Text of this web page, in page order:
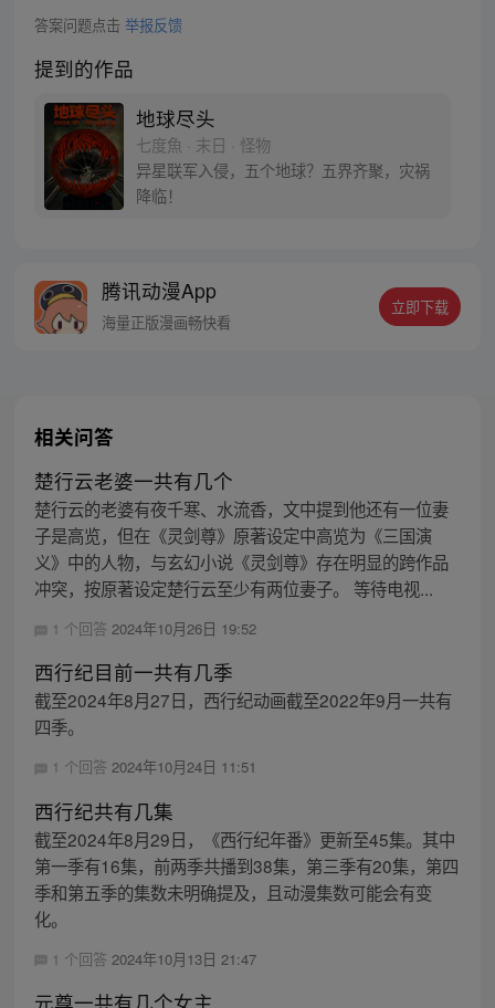
答案问题点击 举报反馈
提到的作品
地球尽头
七度魚 · 末日 · 怪物
异星联军入侵，五个地球？五界齐聚，灾祸
降临！
腾讯动漫App
海量正版漫画畅快看
立即下载
相关问答
楚行云老婆一共有几个
楚行云的老婆有夜千寒、水流香，文中提到他还有一位妻
子是高览，但在《灵剑尊》原著设定中高览为《三国演
义》中的人物，与玄幻小说《灵剑尊》存在明显的跨作品
冲突，按原著设定楚行云至少有两位妻子。 等待电视...
1 个回答 2024年10月26日 19:52
西行纪目前一共有几季
截至2024年8月27日，西行纪动画截至2022年9月一共有
四季。
1 个回答 2024年10月24日 11:51
西行纪共有几集
截至2024年8月29日，《西行纪年番》更新至45集。其中
第一季有16集，前两季共播到38集，第三季有20集，第四
季和第五季的集数未明确提及，且动漫集数可能会有变
化。
1 个回答 2024年10月13日 21:47
元尊一共有几个女主